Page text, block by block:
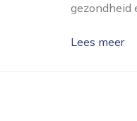
gezondheid
Lees meer